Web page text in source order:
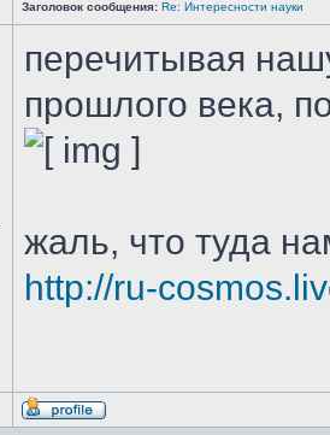
Заголовок сообщения: Re: Интересности науки
перечитывая
прошлого века,
жаль, что туда
http://ru-
Профиль